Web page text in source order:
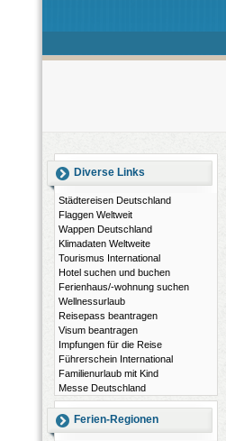
Diverse Links
Städtereisen Deutschland
Flaggen Weltweit
Wappen Deutschland
Klimadaten Weltweite
Tourismus International
Hotel suchen und buchen
Ferienhaus/-wohnung suchen
Wellnessurlaub
Reisepass beantragen
Visum beantragen
Impfungen für die Reise
Führerschein International
Familienurlaub mit Kind
Messe Deutschland
Ferien-Regionen